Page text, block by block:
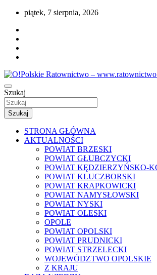
Przejdź
treści
piątek, 7 sierpnia, 2026
O!Polskie Ratownictwo –
www.ratownictwo.opole.pl
Portal opolskiego i polskiego ratownictwa.
Szukaj
Szukaj
STRONA GŁÓWNA
AKTUALNOŚCI
POWIAT BRZESKI
POWIAT GŁUBCZYCKI
POWIAT KĘDZIERZYŃSKO-
POWIAT KLUCZBORSKI
POWIAT KRAPKOWICKI
POWIAT NAMYSŁOWSKI
POWIAT NYSKI
POWIAT OLESKI
OPOLE
POWIAT OPOLSKI
POWIAT PRUDNICKI
POWIAT STRZELECKI
WOJEWÓDZTWO OPOLSKIE
Z KRAJU